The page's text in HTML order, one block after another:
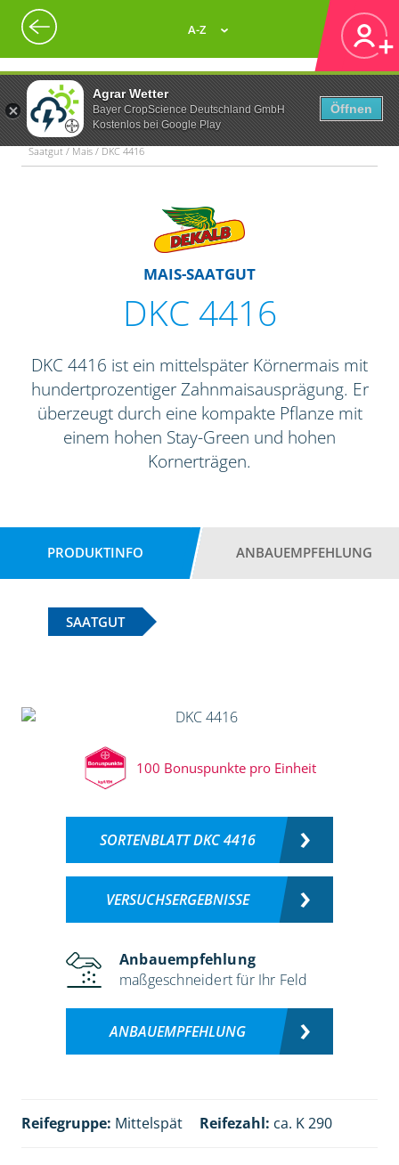
Agrar Wetter
Bayer CropScience Deutschland GmbH
Kostenlos bei Google Play
Öffnen
A-Z
Saatgut / Mais / DKC 4416
MAIS-SAATGUT
DKC 4416
DKC 4416 ist ein mittelspäter Körnermais mit
hundertprozentiger Zahnmaisausprägung. Er
überzeugt durch eine kompakte Pflanze mit
einem hohen Stay-Green und hohen
Kornerträgen.
PRODUKTINFO ANBAUEMPFEHLUNG
SAATGUT
100 Bonuspunkte pro Einheit
SORTENBLATT DKC 4416
VERSUCHSERGEBNISSE
Anbauempfehlung
maßgeschneidert für Ihr Feld
ANBAUEMPFEHLUNG
Reifegruppe: Mittelspät Reifezahl: ca. K 290